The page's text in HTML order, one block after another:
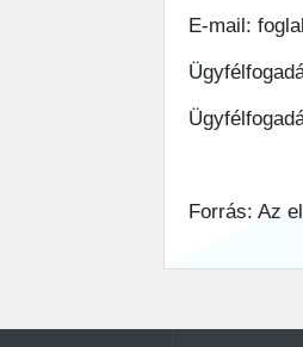
E-mail:
Forrás: Az